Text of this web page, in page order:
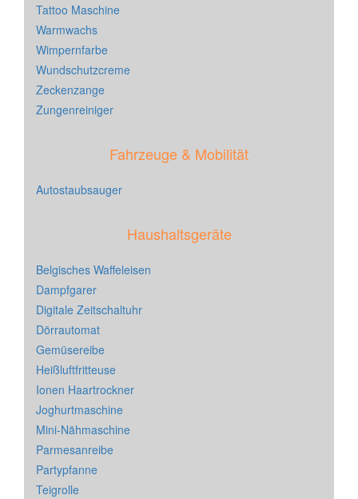
Tattoo Maschine
Warmwachs
Wimpernfarbe
Wundschutzcreme
Zeckenzange
Zungenreiniger
Fahrzeuge & Mobilität
Autostaubsauger
Haushaltsgeräte
Belgisches Waffeleisen
Dampfgarer
Digitale Zeitschaltuhr
Dörrautomat
Gemüsereibe
Heißluftfritteuse
Ionen Haartrockner
Joghurtmaschine
Mini-Nähmaschine
Parmesanreibe
Partypfanne
Teigrolle